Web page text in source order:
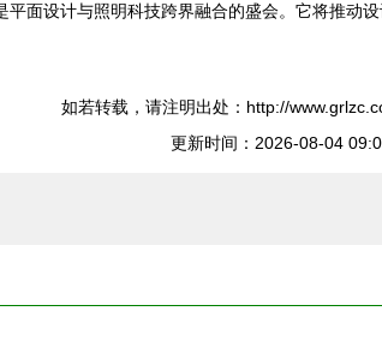
面设计与照明科技跨界融合的盛会。它将推动
如若转载，请注明出处：http://
更新时间：2026-08-04